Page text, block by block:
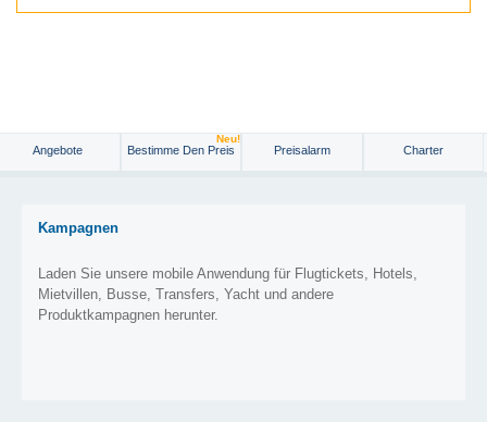
Angebote Bestimme Den Preis
Neu!
Preisalarm Charter
Kampagnen
Laden Sie unsere mobile Anwendung für Flugtickets, Hotels,
Mietvillen, Busse, Transfers, Yacht und andere
Produktkampagnen herunter.